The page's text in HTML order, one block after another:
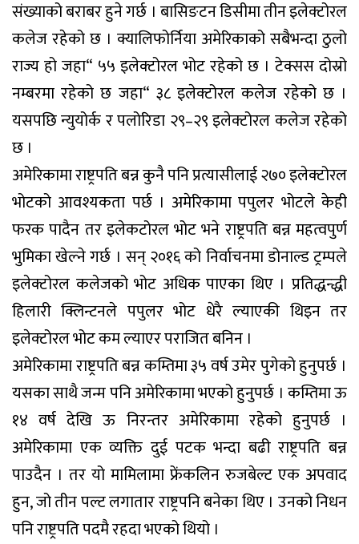
संख्याको बराबर हुने गर्छ । बासिङटन डिसीमा तीन इलेक्टोरल
कलेज रहेको छ । क्यालिफोर्निया अमेरिकाको सबैभन्दा ठुलो
राज्य हो जहा“ ५५ इलेक्टोरल भोट रहेको छ । टेक्सस दोस्रो
नम्बरमा रहेको छ जहा“ ३८ इलेक्टोरल कलेज रहेको छ ।
यसपछि न्युयोर्क र पलोरिडा २९–२९ इलेक्टोरल कलेज रहेको
छ ।
अमेरिकामा राष्ट्रपति बन्न कुनै पनि प्रत्यासीलाई २७० इलेक्टोरल
भोटको आवश्यकता पर्छ । अमेरिकामा पपुलर भोटले केही
फरक पादैन तर इलेकटोरल भोट भने राष्ट्रपति बन्न महत्वपुर्ण
भुमिका खेल्ने गर्छ । सन् २०१६ को निर्वाचनमा डोनाल्ड ट्रम्पले
इलेक्टोरल कलेजको भोट अधिक पाएका थिए । प्रतिद्धन्द्धी
हिलारी क्लिन्टनले पपुलर भोट धेरै ल्याएकी थिइन तर
इलेक्टोरल भोट कम ल्याएर पराजित बनिन ।
अमेरिकामा राष्ट्रपति बन्न कम्तिमा ३५ वर्ष उमेर पुगेको हुनुपर्छ ।
यसका साथै जन्म पनि अमेरिकामा भएको हुनुपर्छ । कम्तिमा ऊ
१४ वर्ष देखि ऊ निरन्तर अमेरिकामा रहेको हुनुपर्छ ।
अमेरिकामा एक व्यक्ति दुई पटक भन्दा बढी राष्ट्रपति बन्न
पाउदैन । तर यो मामिलामा फ्रेंकलिन रुजबेल्ट एक अपवाद
हुन, जो तीन पल्ट लगातार राष्ट्रपनि बनेका थिए । उनको निधन
पनि राष्ट्रपति पदमै रहदा भएको थियो ।